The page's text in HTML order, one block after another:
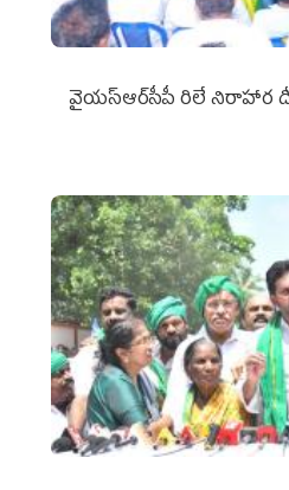
వైయ‌స్ఆర్‌సీపీ రిలే నిరాహార